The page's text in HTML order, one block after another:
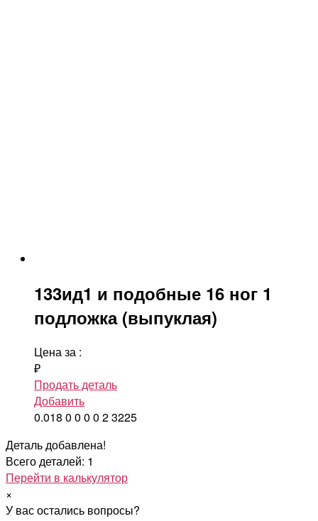
133ид1 и подобные 16 ног 1
подложка (выпуклая)
Цена за :
₽
Продать деталь
Добавить
0.018 0 0 0 0 23225
Деталь добавлена!
Всего деталей: 1
Перейти в калькулятор
×
У вас остались вопросы?